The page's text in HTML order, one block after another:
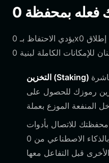
يؤدي الاحتفاظ بـ 0x0 في محفظة غير احتجازية إلى إطلاق
رموزك للحصول على
للاتصال بأدوات
التدقيق المدعومة بالذكاء الاصطناعي من 0x0.ai، مما